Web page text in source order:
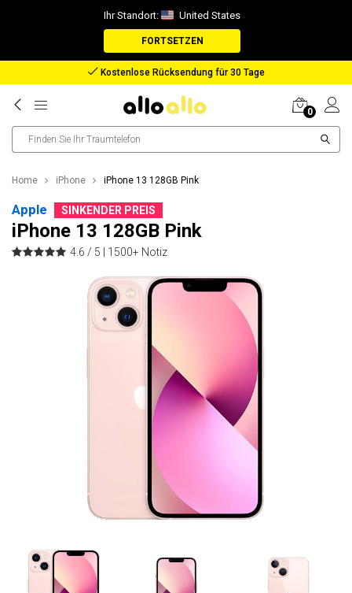
Ihr Standort: United States
FORTSETZEN
Rückerstattung bei verlorenem Paket
0
Home iPhone iPhone 13 128GB Pink
Apple SINKENDER PREIS
iPhone 13 128GB Pink
4.6 / 5 | 1500+ Notiz